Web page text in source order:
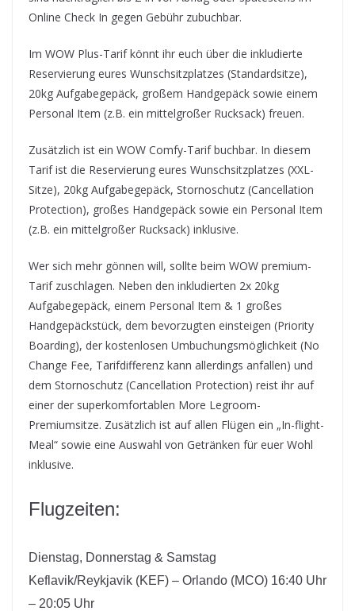
Online Check In gegen Gebühr zubuchbar.
Im WOW Plus-Tarif könnt ihr euch über die inkludierte
Reservierung eures Wunschsitzplatzes (Standardsitze),
20kg Aufgabegepäck, großem Handgepäck sowie einem
Personal Item (z.B. ein mittelgroßer Rucksack) freuen.
Zusätzlich ist ein WOW Comfy-Tarif buchbar. In diesem
Tarif ist die Reservierung eures Wunschsitzplatzes (XXL-
Sitze), 20kg Aufgabegepäck, Stornoschutz (Cancellation
Protection), großes Handgepäck sowie ein Personal Item
(z.B. ein mittelgroßer Rucksack) inklusive.
Wer sich mehr gönnen will, sollte beim WOW premium-
Tarif zuschlagen. Neben den inkludierten 2x 20kg
Aufgabegepäck, einem Personal Item & 1 großes
Handgepäckstück, dem bevorzugten einsteigen (Priority
Boarding), der kostenlosen Umbuchungsmöglichkeit (No
Change Fee, Tarifdifferenz kann allerdings anfallen) und
dem Stornoschutz (Cancellation Protection) reist ihr auf
einer der superkomfortablen More Legroom-
Premiumsitze. Zusätzlich ist auf allen Flügen ein „In-flight-
Meal“ sowie eine Auswahl von Getränken für euer Wohl
inklusive.
Flugzeiten:
Dienstag, Donnerstag & Samstag
Keflavik/Reykjavik (KEF) – Orlando (MCO) 16:40 Uhr
– 20:05 Uhr